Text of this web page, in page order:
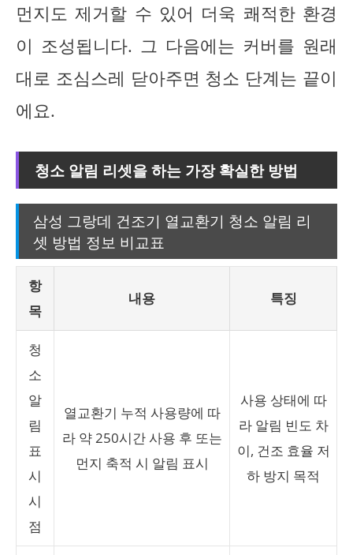
먼지도 제거할 수 있어 더욱 쾌적한 환경
이 조성됩니다. 그 다음에는 커버를 원래
대로 조심스레 닫아주면 청소 단계는 끝이
에요.
청소 알림 리셋을 하는 가장 확실한 방법
삼성 그랑데 건조기 열교환기 청소 알림 리
셋 방법 정보 비교표
항
목
내용 특징
청
소
알
림
표
시
시
점
열교환기 누적 사용량에 따
라 약 250시간 사용 후 또는
먼지 축적 시 알림 표시
사용 상태에 따
라 알림 빈도 차
이, 건조 효율 저
하 방지 목적